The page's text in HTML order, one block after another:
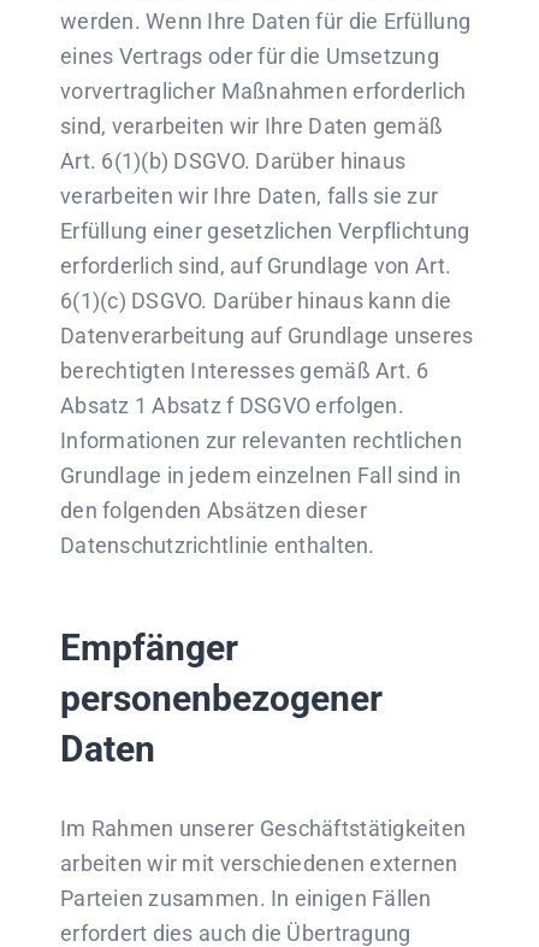
werden. Wenn Ihre Daten für die Erfüllung
eines Vertrags oder für die Umsetzung
vorvertraglicher Maßnahmen erforderlich
sind, verarbeiten wir Ihre Daten gemäß
Art. 6(1)(b) DSGVO. Darüber hinaus
verarbeiten wir Ihre Daten, falls sie zur
Erfüllung einer gesetzlichen Verpflichtung
erforderlich sind, auf Grundlage von Art.
6(1)(c) DSGVO. Darüber hinaus kann die
Datenverarbeitung auf Grundlage unseres
berechtigten Interesses gemäß Art. 6
Absatz 1 Absatz f DSGVO erfolgen.
Informationen zur relevanten rechtlichen
Grundlage in jedem einzelnen Fall sind in
den folgenden Absätzen dieser
Datenschutzrichtlinie enthalten.
Empfänger
personenbezogener
Daten
Im Rahmen unserer Geschäftstätigkeiten
arbeiten wir mit verschiedenen externen
Parteien zusammen. In einigen Fällen
erfordert dies auch die Übertragung